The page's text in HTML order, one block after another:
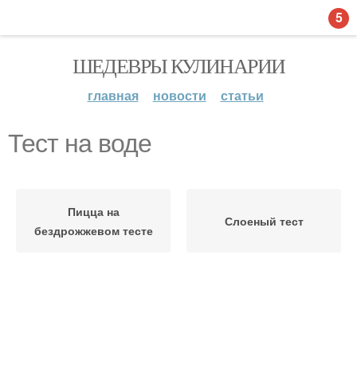
ШЕДЕВРЫ КУЛИНАРИИ
главная новости статьи
Тест на воде
Пицца на
бездрожжевом тесте
Слоеный тест
5